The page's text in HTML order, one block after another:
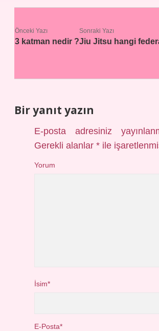
Önceki Yazı
3 katman nedir ?
Sonraki Yazı
Jiu Jitsu hangi
Bir yanıt yazın
E-posta adresiniz
Gerekli alanlar* ile
Yorum
İsim*
E-Posta*